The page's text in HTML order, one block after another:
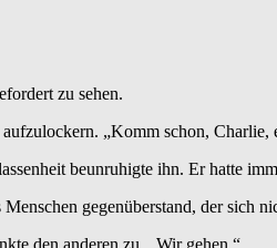
zu sehen.
„Komm schon, Charlie,
beunruhigte ihn. Er hatte
gegenüberstand, der sich